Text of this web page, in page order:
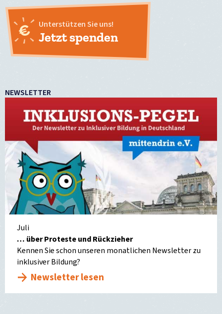
Unterstützen Sie uns!
Jetzt spenden
NEWSLETTER
Juli
… über Proteste und Rückzieher
Kennen Sie schon unseren monatlichen Newsletter zu
inklusiver Bildung?
Newsletter lesen